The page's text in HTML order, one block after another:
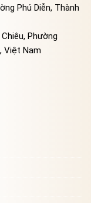
Phú Diễn, Thành
Phường
Việt Nam